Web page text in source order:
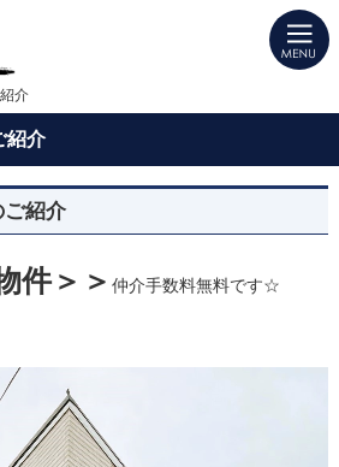
紹介
越谷市の注文住宅・新築戸建てを手がける工務店
ォームは一期家 ichigoya（いちごや)へ
紹介
件＞＞ 仲介手数料無料です☆
介